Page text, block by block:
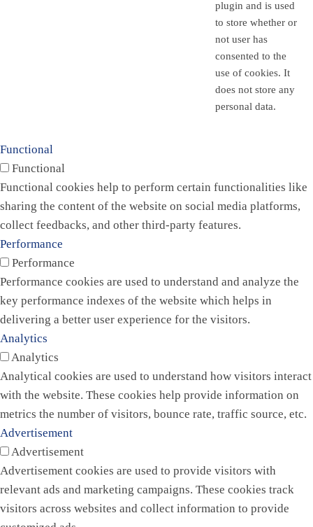
plugin and is used
to store whether or
not user has
consented to the
use of cookies. It
does not store any
personal data.
Functional
Functional
Functional cookies help to perform certain functionalities like
sharing the content of the website on social media platforms,
collect feedbacks, and other third-party features.
Performance
Performance
Performance cookies are used to understand and analyze the
key performance indexes of the website which helps in
delivering a better user experience for the visitors.
Analytics
Analytics
Analytical cookies are used to understand how visitors interact
with the website. These cookies help provide information on
metrics the number of visitors, bounce rate, traffic source, etc.
Advertisement
Advertisement
Advertisement cookies are used to provide visitors with
relevant ads and marketing campaigns. These cookies track
visitors across websites and collect information to provide